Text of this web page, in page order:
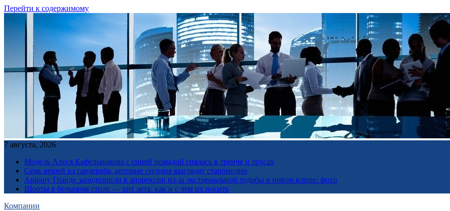
Перейти к содержимому
7 августа, 2026
Модель Алеся Кафельникова с синей помадой снялась в тренче и трусах
Семь вещей из гардероба, которые сегодня выглядят старомодно
Ариану Гранде заподозрили в анорексии из-за экстремальной худобы в новом клипе: фото
Шорты в бельевом стиле — хит лета: как и с чем их носить
Компании